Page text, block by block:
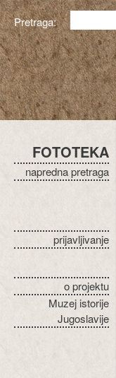
Pretraga:
FOTOTEKA
napredna pretraga
prijavljivanje
o projektu
Muzej istorije
Jugoslavije